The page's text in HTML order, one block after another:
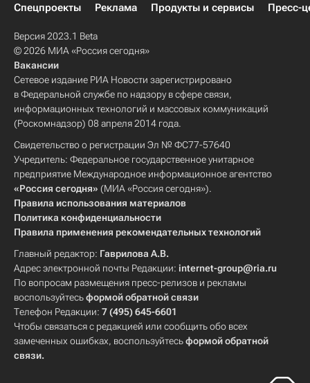
Спецпроекты
Реклама Продукты и сервисы Пресс-
Версия 2023.1 Beta
© 2026 МИА «Россия сегодня»
Вакансии
Сетевое издание РИА Новости зарегистрировано
в Федеральной службе по надзору в сфере связи,
информационных технологий и массовых коммуникаций
(Роскомнадзор) 08 апреля 2014 года.
Свидетельство о регистрации Эл № ФС77-57640
Учредитель: Федеральное государственное унитарное
предприятие Международное информационное агентство
«Россия сегодня» (МИА «Россия сегодня»).
Правила использования материалов
Политика конфиденциальности
Правила применения рекомендательных технологий
Главный редактор: Гаврилова А.В.
Адрес электронной почты Редакции: internet-group@ria.ru
По вопросам размещения пресс-релизов и рекламы
воспользуйтесьформой обратной связи
Телефон Редакции: 7 (495) 645-6601
Чтобы связаться с редакцией или сообщить обо всех
замеченных ошибках, воспользуйтесьформой обратной
связи.